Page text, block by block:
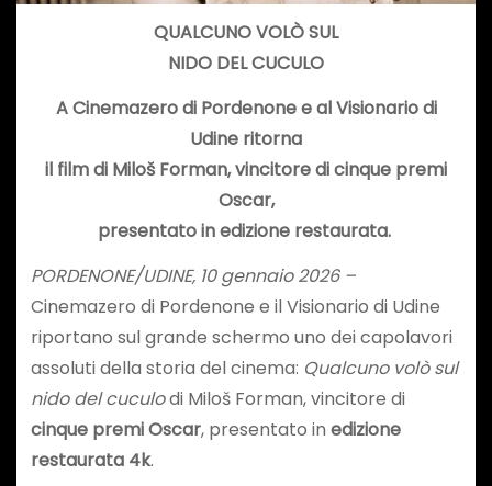
QUALCUNO VOLÒ SUL
NIDO DEL CUCULO
A Cinemazero di Pordenone e al Visionario di
Udine ritorna
il film di Miloš Forman, vincitore di cinque premi
Oscar,
presentato in edizione restaurata.
PORDENONE/UDINE, 10 gennaio 2026 –
Cinemazero di Pordenone e il Visionario di Udine
riportano sul grande schermo uno dei capolavori
assoluti della storia del cinema: Qualcuno volò sul
nido del cuculodi Miloš Forman, vincitore di
cinque premi Oscar, presentato in edizione
restaurata 4k.